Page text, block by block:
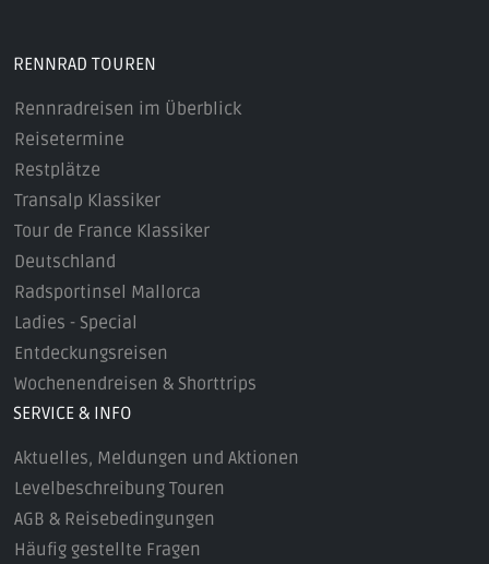
RENNRAD TOUREN
Rennradreisen im Überblick
Reisetermine
Restplätze
Transalp Klassiker
Tour de France Klassiker
Deutschland
Radsportinsel Mallorca
Ladies - Special
Entdeckungsreisen
Wochenendreisen & Shorttrips
SERVICE & INFO
Aktuelles, Meldungen und Aktionen
Levelbeschreibung Touren
AGB & Reisebedingungen
Häufig gestellte Fragen